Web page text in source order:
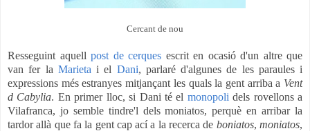
Cercant de nou
Resseguint aquell post de cerques escrit en ocasió d'un altre que
van fer la Marieta i el Dani, parlaré d'algunes de les paraules i
expressions més estranyes mitjançant les quals la gent arriba a Vent
d Cabylia. En primer lloc, si Dani té el monopoli dels rovellons a
Vilafranca, jo semble tindre'l dels moniatos, perquè en arribar la
tardor allà que fa la gent cap ací a la recerca de boniatos,moniatos,